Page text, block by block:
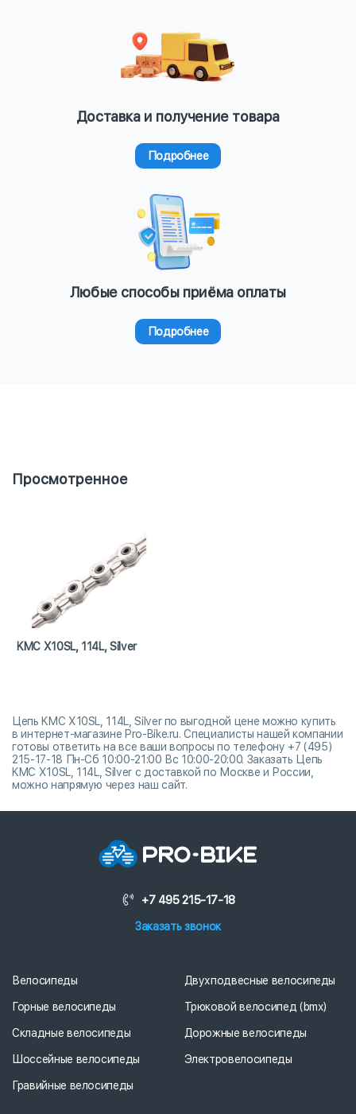
Доставка и получение товара
Подробнее
Любые способы приёма оплаты
Подробнее
Просмотренное
KMC X10SL, 114L, Silver
Цепь KMC X10SL, 114L, Silver по выгодной цене можно купить
в интернет-магазине Pro-Bike.ru. Специалисты нашей компании
готовы ответить на все ваши вопросы по телефону +7 (495)
215-17-18 Пн-Сб 10:00-21:00 Вс 10:00-20:00. Заказать Цепь
KMC X10SL, 114L, Silver с доставкой по Москве и России,
можно напрямую через наш сайт.
+7 495 215-17-18
Заказать звонок
Велосипеды
Горные велосипеды
Складные велосипеды
Шоссейные велосипеды
Гравийные велосипеды
Двухподвесные велосипеды
Трюковой велосипед (bmx)
Дорожные велосипеды
Электровелосипеды